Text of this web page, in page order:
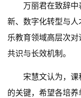
万丽君在致辞中
新、数字化转型与
乐教育领域高层次
共识与长效机制。
宋慧文认为，
的关键，希望各培